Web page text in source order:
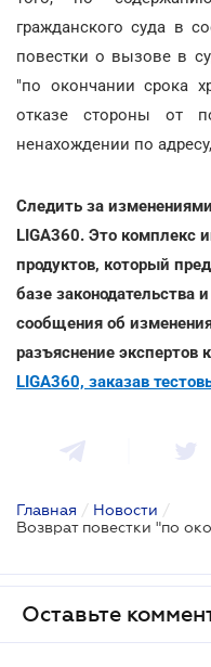
гражданского суда в
повестки о вызове в
"по окончании срока
отказе стороны от
ненахождении по
Следить за
LIGA360. Это комплекс
продуктов, который
базе законодательства
сообщения об
разъяснение экспертов
LIGA360, заказав
Главная / Новости /
Оставьте